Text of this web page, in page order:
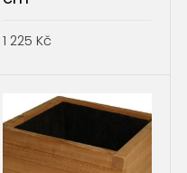
1 225 Kč